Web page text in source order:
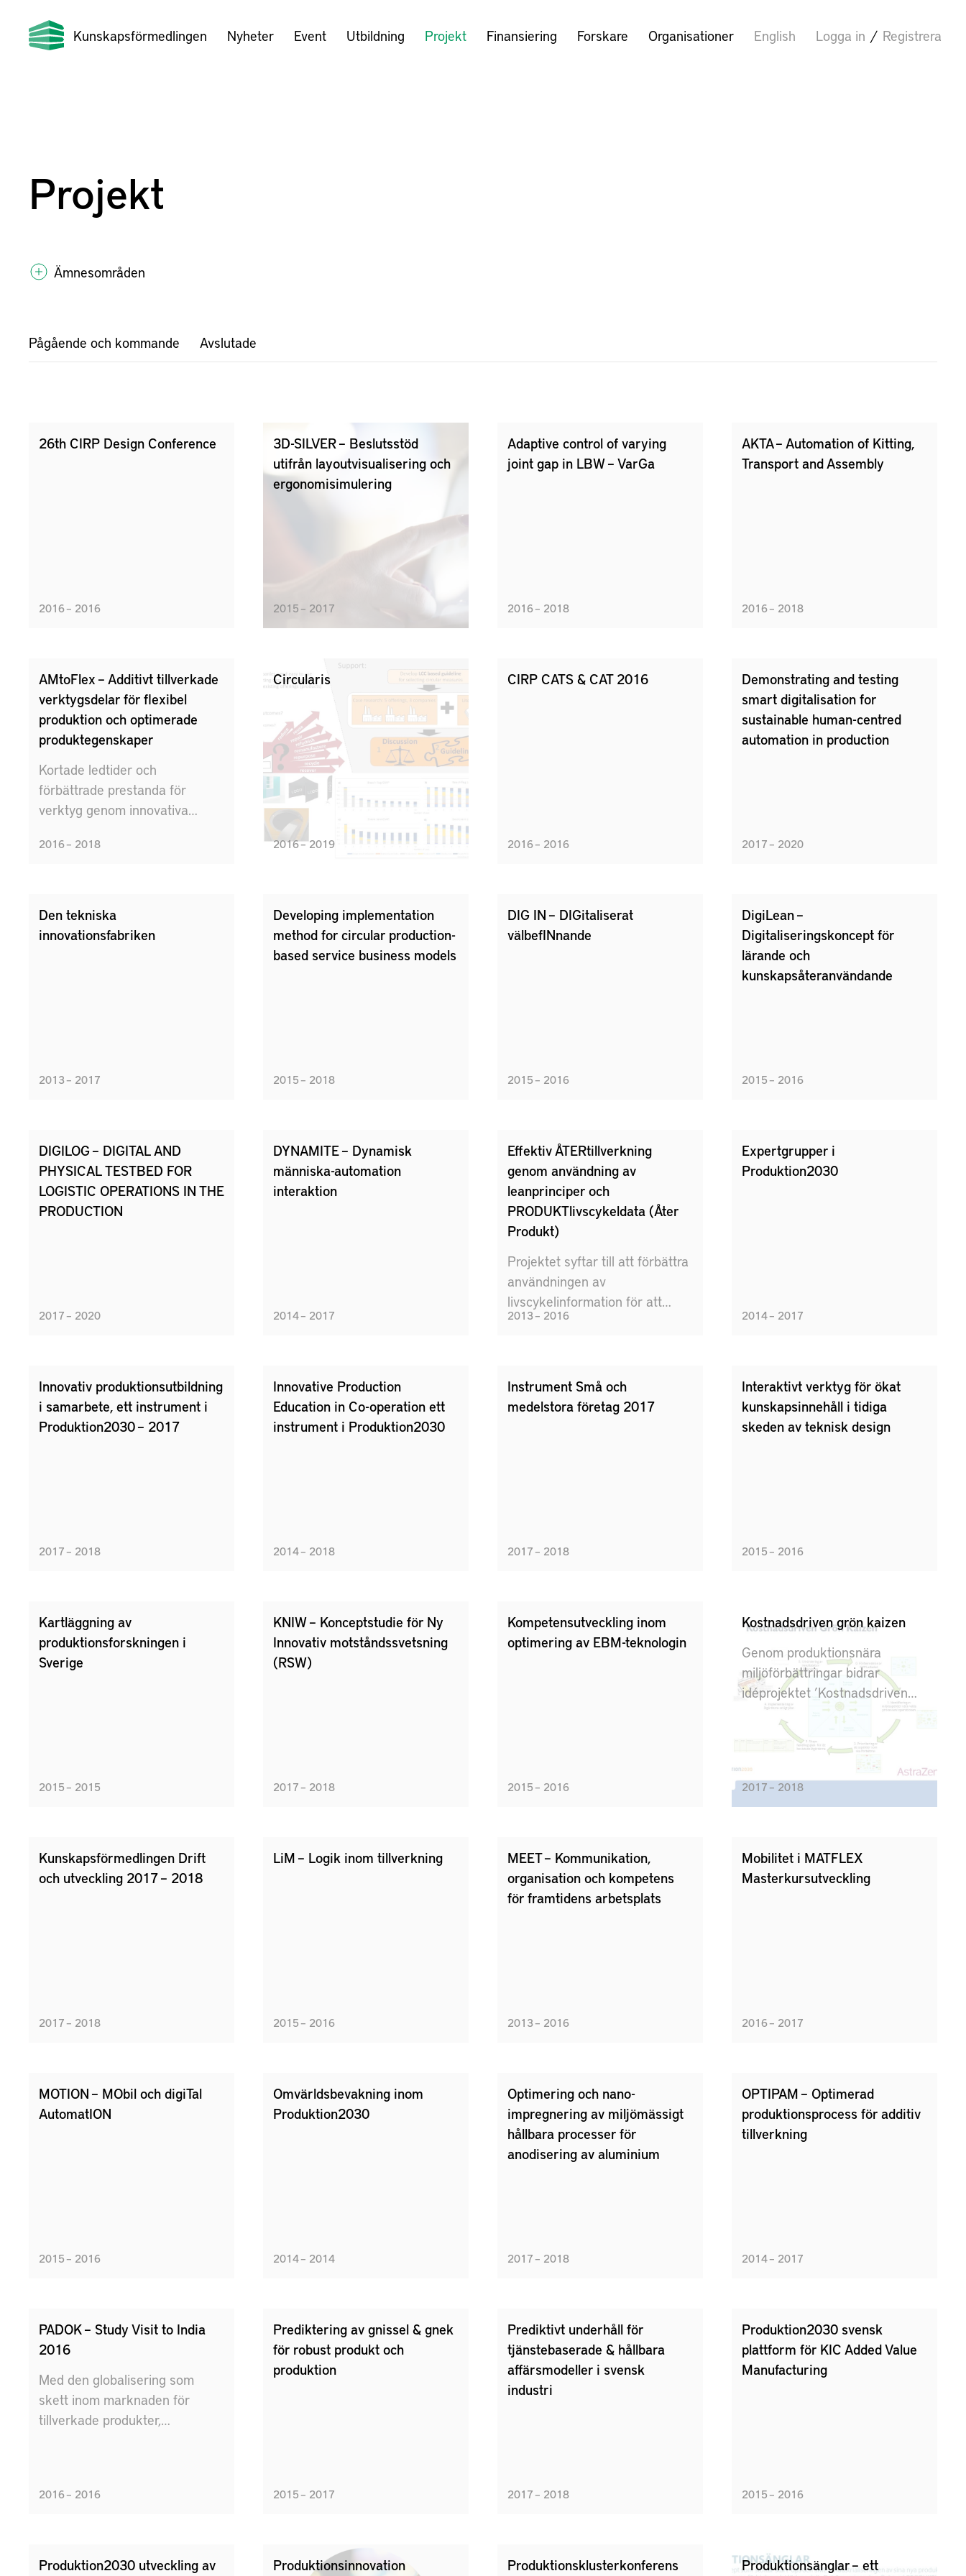
Kunskapsförmedlingen Nyheter Event Utbildning Projekt Finansiering Forskare Organisationer English Logga in / Registrera
Projekt
Ämnesområden
Pågående och kommande Avslutade
26th CIRP Design Conference
2016 – 2016
3D-SILVER – Beslutsstöd
utifrån layoutvisualisering och
ergonomisimulering
2015 – 2017
Adaptive control of varying
joint gap in LBW – VarGa
2016 – 2018
AKTA – Automation of Kitting,
Transport and Assembly
2016 – 2018
AMtoFlex – Additivt tillverkade
verktygsdelar för flexibel
produktion och optimerade
produktegenskaper
Kortade ledtider och
förbättrade prestanda för
verktyg genom innovativa
monteringsstrategier samt
av additiv tillverkning (AM).
2016 – 2018
Circularis
2016 – 2019
CIRP CATS & CAT 2016
2016 – 2016
Demonstrating and testing
smart digitalisation for
sustainable human-centred
automation in production
2017 – 2020
Den tekniska
innovationsfabriken
2013 – 2017
Developing implementation
method for circular production-
based service business models
2015 – 2018
DIG IN – DIGitaliserat
välbefINnande
2015 – 2016
DigiLean –
Digitaliseringskoncept för
lärande och
kunskapsåteranvändande
2015 – 2016
DIGILOG – DIGITAL AND
PHYSICAL TESTBED FOR
LOGISTIC OPERATIONS IN THE
PRODUCTION
2017 – 2020
DYNAMITE – Dynamisk
människa-automation
interaktion
2014 – 2017
Effektiv ÅTERtillverkning
genom användning av
leanprinciper och
PRODUKTlivscykeldata (Åter
Produkt)
Projektet syftar till att förbättra
användningen av
livscykelinformation för att
uppnå effektivare
perspektiv.
2013 – 2016
Expertgrupper i
Produktion2030
2014 – 2017
Innovativ produktionsutbildning
i samarbete, ett instrument i
Produktion2030 – 2017
2017 – 2018
Innovative Production
Education in Co-operation ett
instrument i Produktion2030
2014 – 2018
Instrument Små och
medelstora företag 2017
2017 – 2018
Interaktivt verktyg för ökat
kunskapsinnehåll i tidiga
skeden av teknisk design
2015 – 2016
Kartläggning av
produktionsforskningen i
Sverige
2015 – 2015
KNIW – Konceptstudie för Ny
Innovativ motståndssvetsning
(RSW)
2017 – 2018
Kompetensutveckling inom
optimering av EBM-teknologin
2015 – 2016
Kostnadsdriven grön kaizen
Genom produktionsnära
miljöförbättringar bidrar
idéprojektet ’Kostnadsdriven
Grön Kaizen’ till ökad hållbarhet
och konkurrenskraft i den
extremt exporttunga
läkemedelsproducerande
industrin i Sverige. Med ett brett
engagemang för
medarbetare ökar
resurseffektiviteten och
2017 – 2018
Kunskapsförmedlingen Drift
och utveckling 2017 – 2018
2017 – 2018
LiM – Logik inom tillverkning
2015 – 2016
MEET – Kommunikation,
organisation och kompetens
för framtidens arbetsplats
2013 – 2016
Mobilitet i MATFLEX
Masterkursutveckling
2016 – 2017
MOTION – MObil och digiTal
AutomatION
2015 – 2016
Omvärldsbevakning inom
Produktion2030
2014 – 2014
Optimering och nano-
impregnering av miljömässigt
hållbara processer för
anodisering av aluminium
2017 – 2018
OPTIPAM – Optimerad
produktionsprocess för additiv
tillverkning
2014 – 2017
PADOK – Study Visit to India
2016
Med den globalisering som
skett inom marknaden för
tillverkade produkter,
behövs mer kunskap kring hur
India 2016 har gett en ökad
2016 – 2016
Prediktering av gnissel & gnek
för robust produkt och
produktion
2015 – 2017
Prediktivt underhåll för
tjänstebaserade & hållbara
affärsmodeller i svensk
industri
2017 – 2018
Produktion2030 svensk
plattform för KIC Added Value
Manufacturing
2015 – 2016
Produktion2030 utveckling av
Produktionsinnovation
Produktionsklusterkonferens
Produktionsänglar – ett